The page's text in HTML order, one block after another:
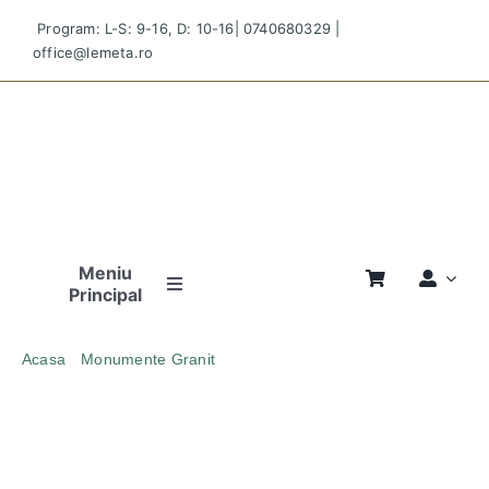
content
Program: L-S: 9-16, D: 10-16|0740680329
office@lemeta.ro
Meniu
Principal
Principală
Acasa
Monumente Granit